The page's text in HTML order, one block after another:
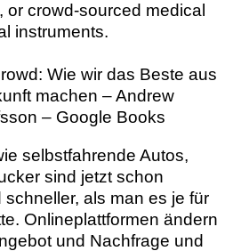
crowd-sourced medical
instruments.
Wie wir das Beste aus
machen – Andrew
– Google Books
selbstfahrende Autos,
sind jetzt schon
als man es je für
Onlineplattformen ändern
und Nachfrage und